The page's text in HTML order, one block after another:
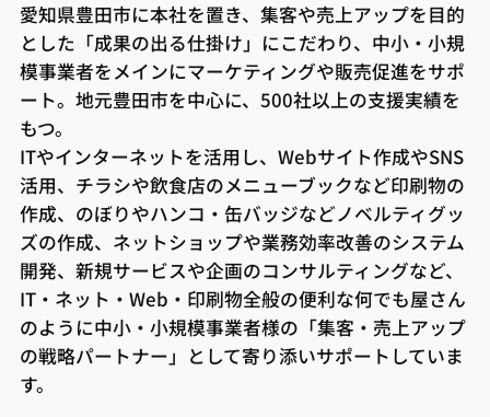
愛知県豊田市に本社を置き、集客や売上アップを目的
とした「成果の出る仕掛け」にこだわり、中小・小規
模事業者をメインにマーケティングや販売促進をサポ
ート。地元豊田市を中心に、500社以上の支援実績を
もつ。
ITやインターネットを活用し、Webサイト作成やSNS
活用、チラシや飲食店のメニューブックなど印刷物の
作成、のぼりやハンコ・缶バッジなどノベルティグッ
ズの作成、ネットショップや業務効率改善のシステム
開発、新規サービスや企画のコンサルティングなど、
IT・ネット・Web・印刷物全般の便利な何でも屋さん
のように中小・小規模事業者様の「集客・売上アップ
の戦略パートナー」として寄り添いサポートしていま
す。